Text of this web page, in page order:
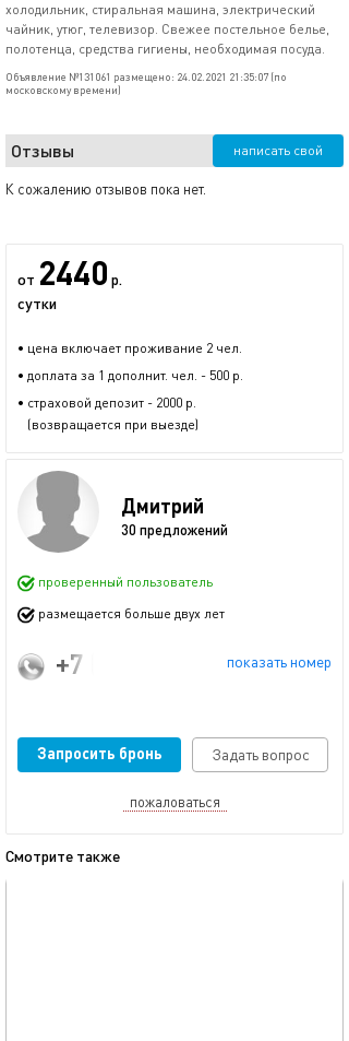
холодильник, стиральная машина, электрический
чайник, утюг, телевизор. Свежее постельное белье,
полотенца, средства гигиены, необходимая посуда.
Объявление №131061 размещено: 24.02.2021 21:35:07 (по
московскому времени)
Отзывы написать свой
К сожалению отзывов пока нет.
от 2440 р.
сутки
• цена включает проживание 2 чел.
• доплата за 1 дополнит. чел. - 500 р.
• страховой депозит - 2000 р.
(возвращается при выезде)
Дмитрий
30 предложений
проверенный пользователь
размещается больше двух лет
показать номер
+7 (967) 240-77-72
Запросить бронь Задать вопрос
пожаловаться
Смотрите также